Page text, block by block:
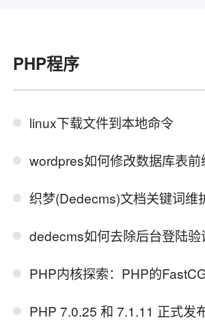
PHP程序
linux下载文件到本地命令
wordpres如何修改数据库表前
织梦(Dedecms)文档关键词维护,文章页自动
dedecms如何去除后台登陆验
PHP内核探索：PHP的
PHP 7.0.25 和 7.1.11 正式发布